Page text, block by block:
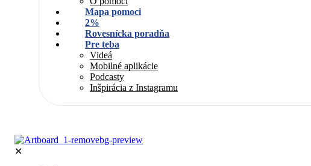
Mapa pomoci
2%
Rovesnícka poradňa
Pre teba
Videá
Mobilné aplikácie
Podcasty
Inšpirácia z Instagramu
✕